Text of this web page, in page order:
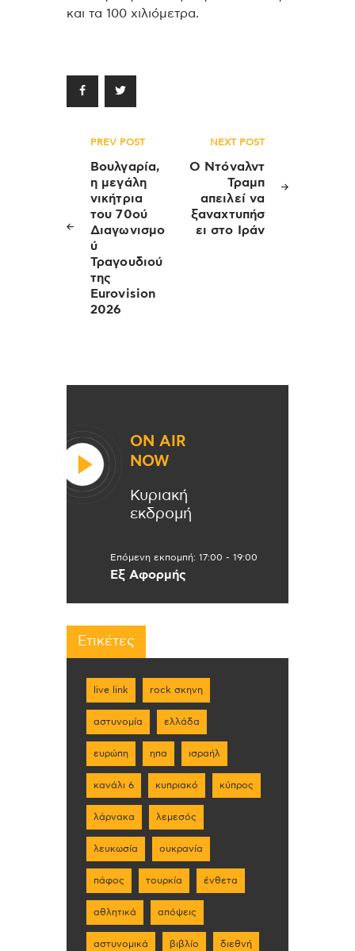
και τα 100 χιλιόμετρα.
Πλοήγηση
άρθρων
PREV POST
Βουλγαρία,
η μεγάλη
νικήτρια
του 70ού
Διαγωνισμο
ύ
Τραγουδιού
της
Eurovision
2026
NEXT POST
Ο Ντόναλντ
Τραμπ
απειλεί να
ξαναχτυπήσ
ει στο Ιράν
ON AIR
NOW
Κυριακή
εκδρομή
Επόμενη εκπομπή: 17:00 - 19:00
Εξ Αφορμής
Ετικέτες
live link rock σκηνη
αστυνομία ελλάδα
ευρώπη ηπα ισραήλ
κανάλι 6 κυπριακό κύπρος
λάρνακα λεμεσός
λευκωσία ουκρανία
πάφος τουρκία ένθετα
αθλητικά απόψεις
αστυνομικά βιβλίο διεθνή